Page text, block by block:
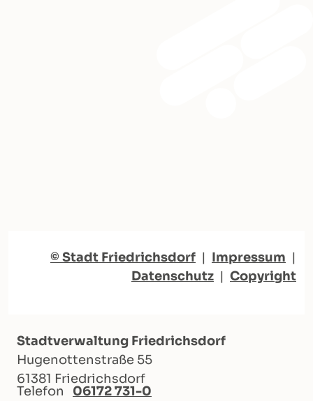
© Stadt Friedrichsdorf | Impressum |
Datenschutz | Copyright
Stadtverwaltung Friedrichsdorf
Hugenottenstraße 55
61381 Friedrichsdorf
Telefon
06172 731-0